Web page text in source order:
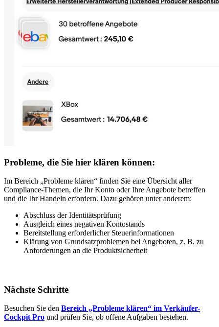
Probleme, die Sie hier klären können:
Im Bereich „Probleme klären“ finden Sie eine Übersicht aller
Compliance-Themen, die Ihr Konto oder Ihre Angebote betreffen
und die Ihr Handeln erfordern. Dazu gehören unter anderem:
Abschluss der Identitätsprüfung
Ausgleich eines negativen Kontostands
Bereitstellung erforderlicher Steuerinformationen
Klärung von Grundsatzproblemen bei Angeboten, z. B. zu
Anforderungen an die Produktsicherheit
Nächste Schritte
Besuchen Sie den Bereich „Probleme klären“ im Verkäufer-
Cockpit Pro und prüfen Sie, ob offene Aufgaben bestehen.